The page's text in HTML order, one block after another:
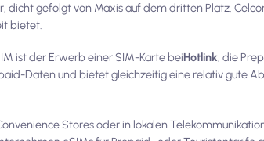
gefolgt von Maxis auf dem dritten Platz.
bietet.
ist der Erwerb einer SIM-Karte beiHotlink, die
Daten und bietet gleichzeitig eine relativ gute
Stores oder in lokalen